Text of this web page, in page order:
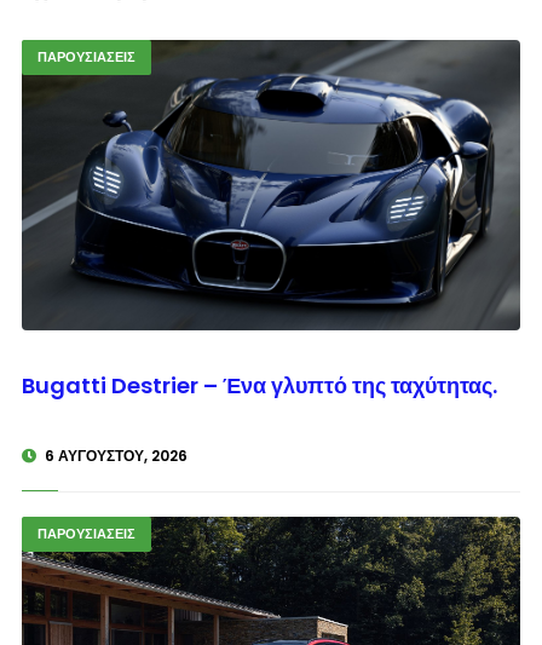
ΠΑΡΟΥΣΙΑΣΕΙΣ
© enkinisi.gr
Bugatti Destrier – Ένα γλυπτό της ταχύτητας.
6 ΑΥΓΟΎΣΤΟΥ, 2026
ΠΑΡΟΥΣΙΑΣΕΙΣ